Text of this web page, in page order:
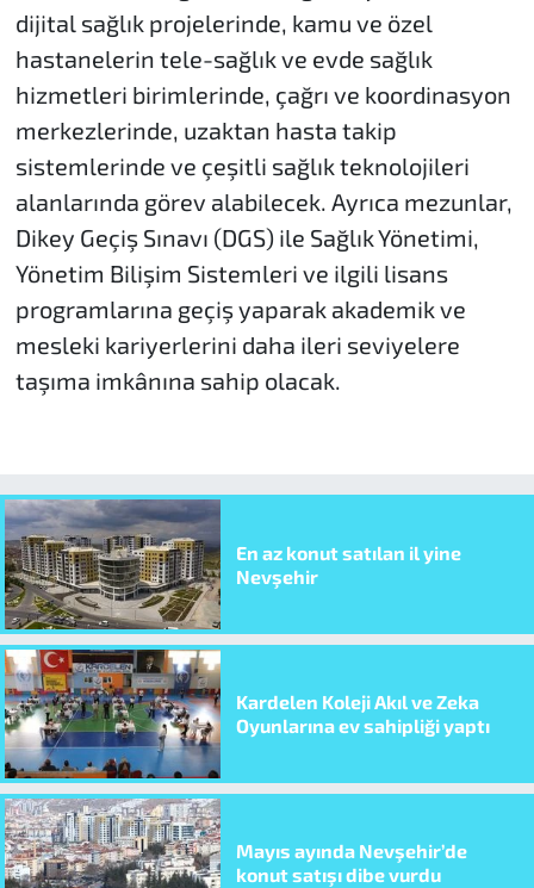
dijital sağlık projelerinde, kamu ve özel
hastanelerin tele-sağlık ve evde sağlık
hizmetleri birimlerinde, çağrı ve koordinasyon
merkezlerinde, uzaktan hasta takip
sistemlerinde ve çeşitli sağlık teknolojileri
alanlarında görev alabilecek. Ayrıca mezunlar,
Dikey Geçiş Sınavı (DGS) ile Sağlık Yönetimi,
Yönetim Bilişim Sistemleri ve ilgili lisans
programlarına geçiş yaparak akademik ve
mesleki kariyerlerini daha ileri seviyelere
taşıma imkânına sahip olacak.
En az konut satılan il yine
Nevşehir
Kardelen Koleji Akıl ve Zeka
Oyunlarına ev sahipliği yaptı
Mayıs ayında Nevşehir’de
konut satışı dibe vurdu